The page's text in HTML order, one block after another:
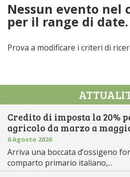
Nessun evento nel
per il range di date.
Prova a modificare i criteri di
Credito di imposta la 20%
agricolo da marzo a
6 Agosto 2026
Arriva una boccata d’ossigeno
comparto primario italiano,...